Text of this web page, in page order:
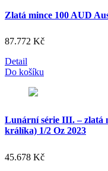
Zlatá mince 100 AUD
87.772 Kč
Detail
Do košíku
Lunární série III. – zlatá
králíka) 1/2 Oz 2023
45.678 Kč